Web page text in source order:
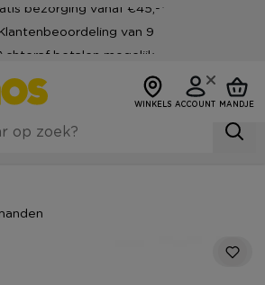
bezorging vanaf €45,-*
van 9
betalen mogelijk
WINKELS ACCOUNT MANDJE